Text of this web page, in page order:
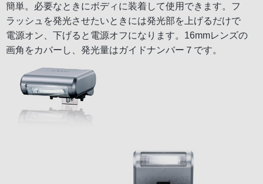
簡単。必要なときにボディに装着して使用できます。フ
ラッシュを発光させたいときには発光部を上げるだけで
電源オン、下げると電源オフになります。16mmレンズの
画角をカバーし、発光量はガイドナンバー７です。